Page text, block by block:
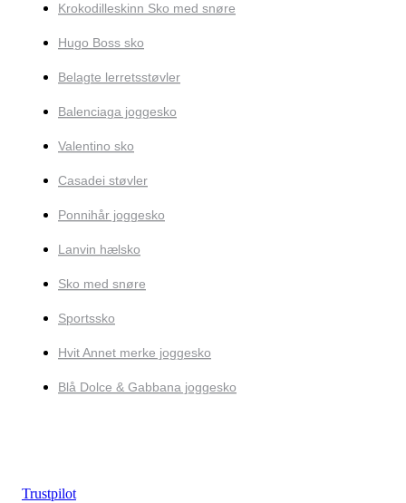
Krokodilleskinn Sko med snøre
Hugo Boss sko
Belagte lerretsstøvler
Balenciaga joggesko
Valentino sko
Casadei støvler
Ponnihår joggesko
Lanvin hælsko
Sko med snøre
Sportssko
Hvit Annet merke joggesko
Blå Dolce & Gabbana joggesko
Trustpilot